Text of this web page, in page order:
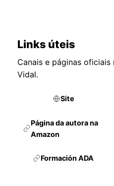
Links úteis
Canais e páginas oficiais
Vidal.
Site
Página da autora na
Amazon
Formación ADA